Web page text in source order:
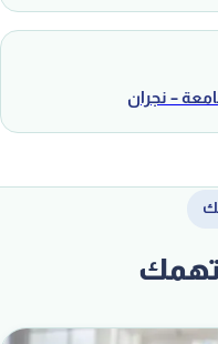
– نجران